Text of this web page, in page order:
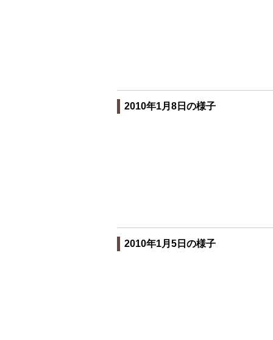
2010年1月8日の様子
2010年1月5日の様子